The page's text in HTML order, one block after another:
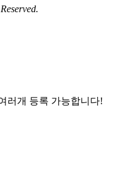
러개 등록 가능합니다!